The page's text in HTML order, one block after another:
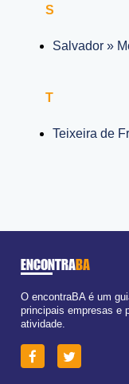
S
Salvador »
T
Teixeira de
ENCONTRABA
O encontraBA é um
principais empresas e
atividade.